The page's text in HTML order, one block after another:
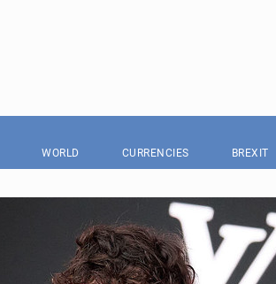
WORLD CURRENCIES BREXIT